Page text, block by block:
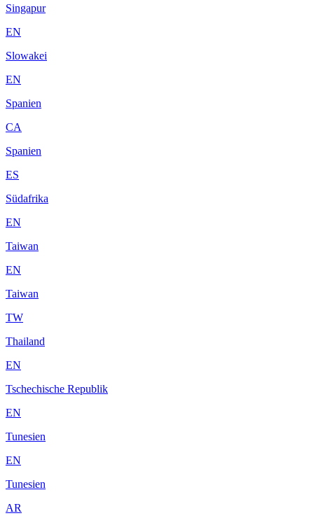
Singapur
EN
Slowakei
EN
Spanien
CA
Spanien
ES
Südafrika
EN
Taiwan
EN
Taiwan
TW
Thailand
EN
Tschechische Republik
EN
Tunesien
EN
Tunesien
AR